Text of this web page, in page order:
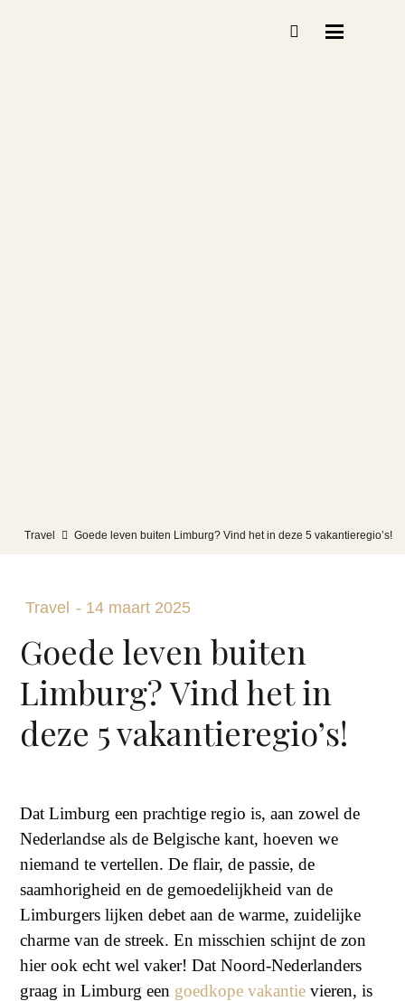
Travel Goede leven buiten Limburg? Vind het in deze 5 vakantieregio’s!
Travel - 14 maart 2025
Goede leven buiten
Limburg? Vind het in
deze 5 vakantieregio’s!
Dat Limburg een prachtige regio is, aan zowel de
Nederlandse als de Belgische kant, hoeven we
niemand te vertellen. De flair, de passie, de
saamhorigheid en de gemoedelijkheid van de
Limburgers lijken debet aan de warme, zuidelijke
charme van de streek. En misschien schijnt de zon
hier ook echt wel vaker! Dat Noord-Nederlanders
graag in Limburg een goedkope vakantie vieren, is